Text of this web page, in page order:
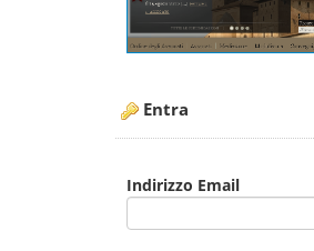
Entra
Indirizzo Email